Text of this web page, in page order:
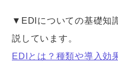
▼EDIについての基礎知
説しています。
EDIとは？種類や導入効